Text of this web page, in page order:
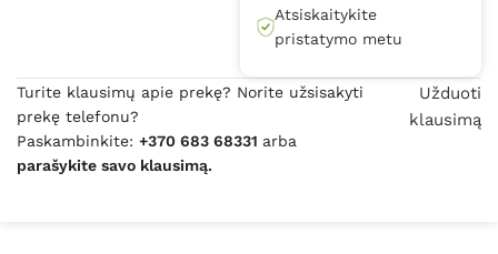
Atsiskaitykite
pristatymo metu
Turite klausimų apie prekę? Norite užsisakyti
prekę telefonu?
Paskambinkite: +370 683 68331 arba
parašykite savo klausimą.
Užduoti
klausimą